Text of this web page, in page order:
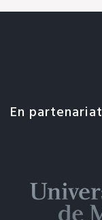
En partenariat